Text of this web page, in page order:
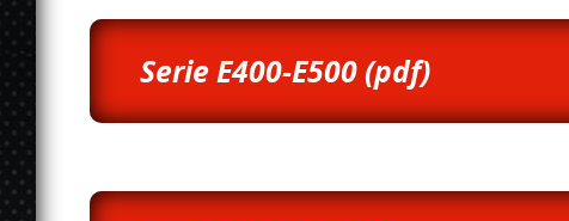
Serie E400-E500 (pdf)